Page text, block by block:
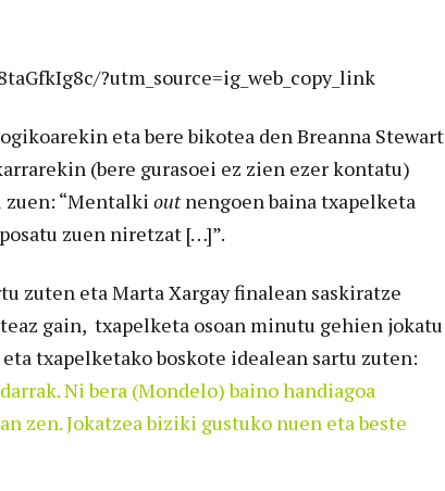
?utm_source=ig_web_copy_link
eta bere bikotea den Breanna Stewart
(bere gurasoei ez zien ezer kontatu)
zuen: “Mentalki outnengoen baina txapelketa
zuen niretzat […]”.
zuten eta Marta Xargay finalean saskiratze
gain, txapelketa osoan minutu gehien jokatu
txapelketako boskote idealean sartu zuten:
Ni bera (Mondelo) baino handiagoa
zen. Jokatzea biziki gustuko nuen eta beste